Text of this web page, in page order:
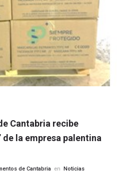
Cantabria recibe
la empresa palentina
de Cantabria en Noticias